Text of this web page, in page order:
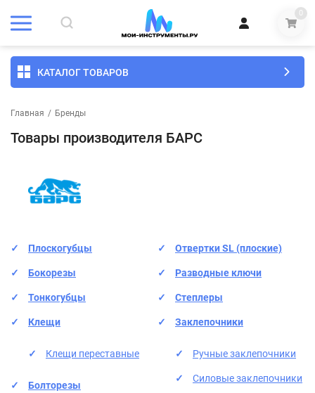
0
КАТАЛОГ ТОВАРОВ
Главная / Бренды
Товары производителя БАРС
Плоскогубцы
Бокорезы
Тонкогубцы
Клещи
Клещи переставные
Болторезы
Отвертки SL (плоские)
Разводные ключи
Степлеры
Заклепочники
Ручные заклепочники
Силовые заклепочники